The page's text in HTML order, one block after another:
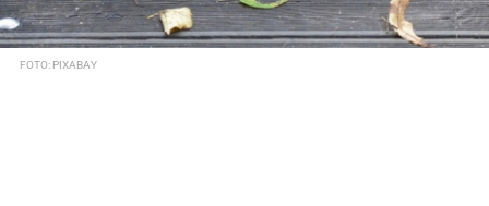
FOTO: PIXABAY